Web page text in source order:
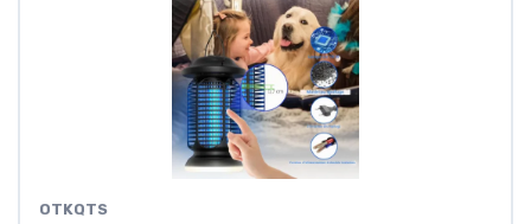
OTKQTS